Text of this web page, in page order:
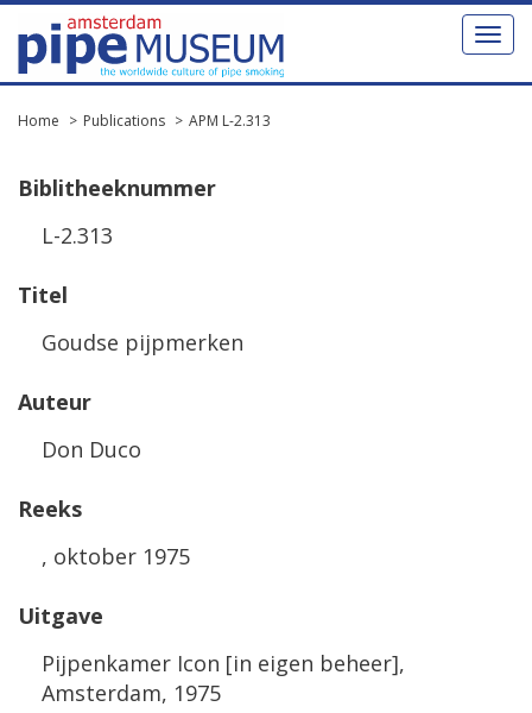
Toggle
Home Publications APM L-2.313
Biblitheeknummer
L-2.313
Titel
Goudse pijpmerken
Auteur
Don Duco
Reeks
, oktober 1975
Uitgave
Pijpenkamer Icon [in eigen beheer],
Amsterdam, 1975